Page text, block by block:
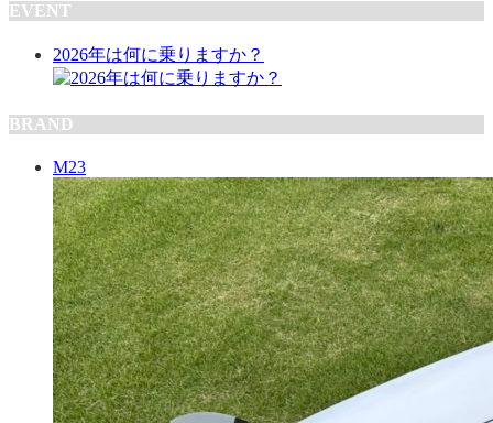
EVENT
2026年は何に乗りますか？
BRAND
M23